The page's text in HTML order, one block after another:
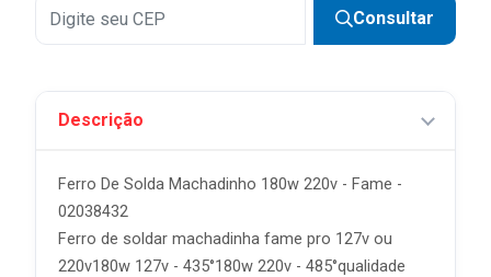
Consultar
Descrição
Ferro De Solda Machadinho 180w 220v - Fame -
02038432
Ferro de soldar machadinha fame pro 127v ou
220v180w 127v - 435°180w 220v - 485°qualidade